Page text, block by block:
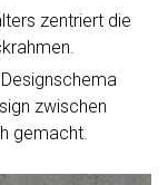
zentriert die
zwischen
gemacht.